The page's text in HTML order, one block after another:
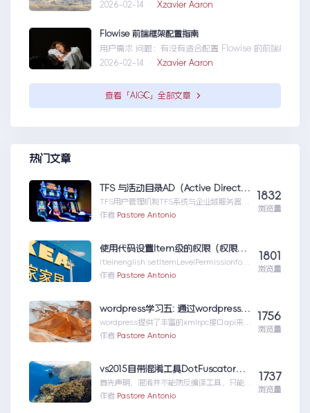
2026-02-14 · Xzavier Aaron
Flowise 前端框架配置指南
用户需求 问题：有没有适合配置 Flowise 的前端框架
2026-02-14 · Xzavier Aaron
查看「AIGC」全部文章
热门文章
TFS 与活动目录AD（Active Directory)的同步机制
TFS用户管理机制TFS系统与企业域服务器用
户系统（或本地计算机用户系统）高度集成
作者:Pastore Antonio
1832
浏览量
使用代码设置Item级的权限（权限总结1）
itleinenglish:setItemLevelPermissionforS
har...使用代码设置Item级的权限（权限总结
作者:Pastore Antonio
1801
浏览量
wordpress学习五: 通过wordpress_xmlrpc的python包远程操作wordpress
wordpress提供了丰富的xmlrpc接口api来供
我们远程操控wp的内容。伟大的开源社区有
wordpress
作者:Pastore Antonio
1756
浏览量
vs2015自带混淆工具DotFuscator使用方法（超简单）
首先声明，混淆并不能防反编译工具，只能增
加反编译出来的代码阅读难度（把方法和变量
作者:Pastore Antonio
1737
浏览量